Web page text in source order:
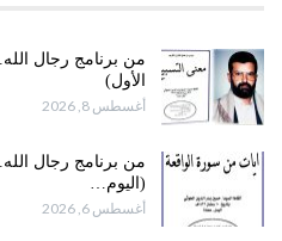
من برنامج رجال
الأول)
أغسطس 8, 2026
من برنامج رجال
(اليوم…
أغسطس 6, 2026